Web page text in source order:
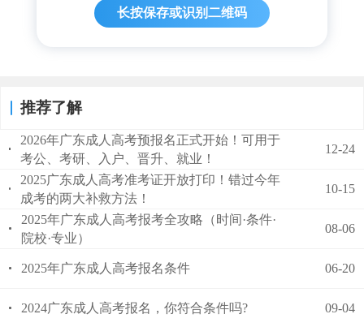
长按保存或识别二维码
推荐了解
2026年广东成人高考预报名正式开始！可用于
考公、考研、入户、晋升、就业！
12-24
2025广东成人高考准考证开放打印！错过今年
成考的两大补救方法！
10-15
2025年广东成人高考报考全攻略（时间·条件·
院校·专业）
08-06
2025年广东成人高考报名条件 06-20
2024广东成人高考报名，你符合条件吗? 09-04